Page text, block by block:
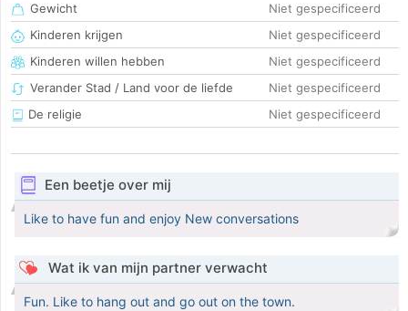
Gewicht
Niet gespecificeerd
Kinderen krijgen
Niet gespecificeerd
Kinderen willen hebben
Niet gespecificeerd
Verander Stad / Land voor de liefde
Niet gespecificeerd
De religie
Niet gespecificeerd
Een beetje over mij
Like to have fun and enjoy New conversations
Wat ik van mijn partner verwacht
Fun. Like to hang out and go out on the town.